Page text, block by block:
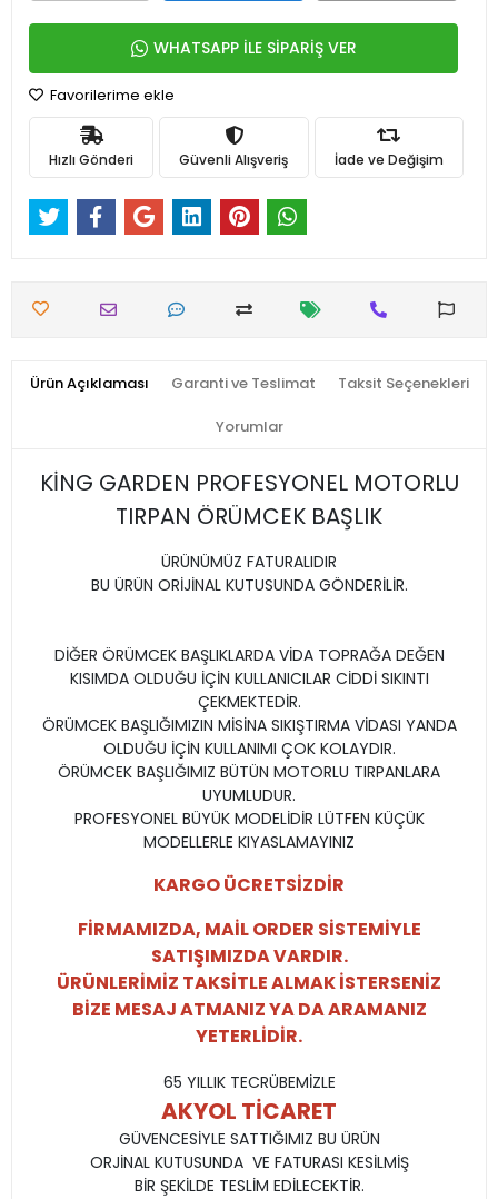
WHATSAPP İLE SİPARİŞ VER
Favorilerime ekle
Hızlı Gönderi Güvenli Alışveriş İade ve Değişim
Ürün Açıklaması Garanti ve Teslimat Taksit Seçenekleri
Yorumlar
KİNG GARDEN PROFESYONEL MOTORLU
TIRPAN ÖRÜMCEK BAŞLIK
ÜRÜNÜMÜZ FATURALIDIR
BU ÜRÜN ORİJİNAL KUTUSUNDA GÖNDERİLİR.
DİĞER ÖRÜMCEK BAŞLIKLARDA VİDA TOPRAĞA DEĞEN
KISIMDA OLDUĞU İÇİN KULLANICILAR CİDDİ SIKINTI
ÇEKMEKTEDİR.
ÖRÜMCEK BAŞLIĞIMIZIN MİSİNA SIKIŞTIRMA VİDASI YANDA
OLDUĞU İÇİN KULLANIMI ÇOK KOLAYDIR.
ÖRÜMCEK BAŞLIĞIMIZ BÜTÜN MOTORLU TIRPANLARA
UYUMLUDUR.
PROFESYONEL BÜYÜK MODELİDİR LÜTFEN KÜÇÜK
MODELLERLE KIYASLAMAYINIZ
KARGO ÜCRETSİZDİR
FİRMAMIZDA, MAİL ORDER SİSTEMİYLE
SATIŞIMIZDA VARDIR.
ÜRÜNLERİMİZ TAKSİTLE ALMAK İSTERSENİZ
BİZE MESAJ ATMANIZ YA DA ARAMANIZ
YETERLİDİR.
65 YILLIK TECRÜBEMİZLE
AKYOL TİCARET
GÜVENCESİYLE SATTIĞIMIZ BU ÜRÜN
ORJİNAL KUTUSUNDA VE FATURASI KESİLMİŞ
BİR ŞEKİLDE TESLİM EDİLECEKTİR.